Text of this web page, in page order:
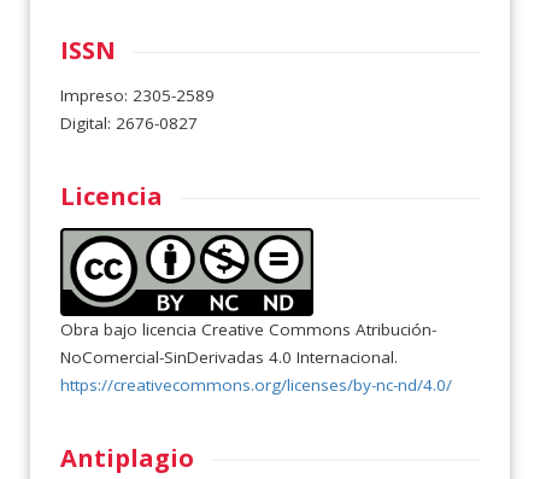
ISSN
Impreso: 2305-2589
Digital: 2676-0827
Licencia
Obra bajo licencia Creative Commons Atribución-
NoComercial-SinDerivadas 4.0 Internacional.
https://creativecommons.org/licenses/by-nc-nd/4.0/
Antiplagio